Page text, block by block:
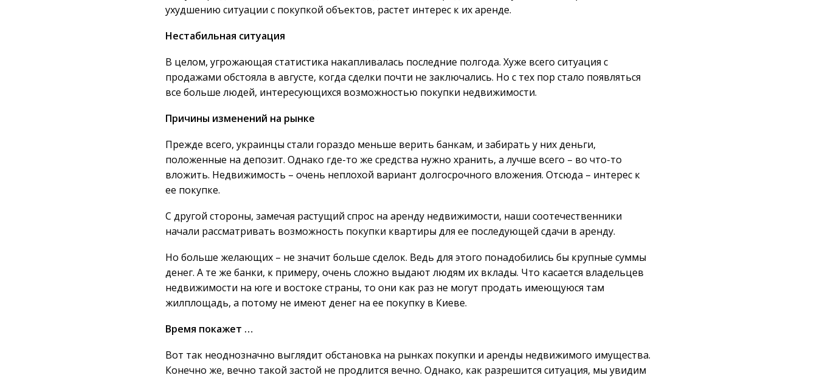
ухудшению ситуации с покупкой объектов, растет интерес к их аренде.
Нестабильная ситуация
В целом, угрожающая статистика накапливалась последние полгода. Хуже всего ситуация с
продажами обстояла в августе, когда сделки почти не заключались. Но с тех пор стало появляться
все больше людей, интересующихся возможностью покупки недвижимости.
Причины изменений на рынке
Прежде всего, украинцы стали гораздо меньше верить банкам, и забирать у них деньги,
положенные на депозит. Однако где-то же средства нужно хранить, а лучше всего – во что-то
вложить. Недвижимость – очень неплохой вариант долгосрочного вложения. Отсюда – интерес к
ее покупке.
С другой стороны, замечая растущий спрос на аренду недвижимости, наши соотечественники
начали рассматривать возможность покупки квартиры для ее последующей сдачи в аренду.
Но больше желающих – не значит больше сделок. Ведь для этого понадобились бы крупные суммы
денег. А те же банки, к примеру, очень сложно выдают людям их вклады. Что касается владельцев
недвижимости на юге и востоке страны, то они как раз не могут продать имеющуюся там
жилплощадь, а потому не имеют денег на ее покупку в Киеве.
Время покажет …
Вот так неоднозначно выглядит обстановка на рынках покупки и аренды недвижимого имущества.
Конечно же, вечно такой застой не продлится вечно. Однако, как разрешится ситуация, мы увидим